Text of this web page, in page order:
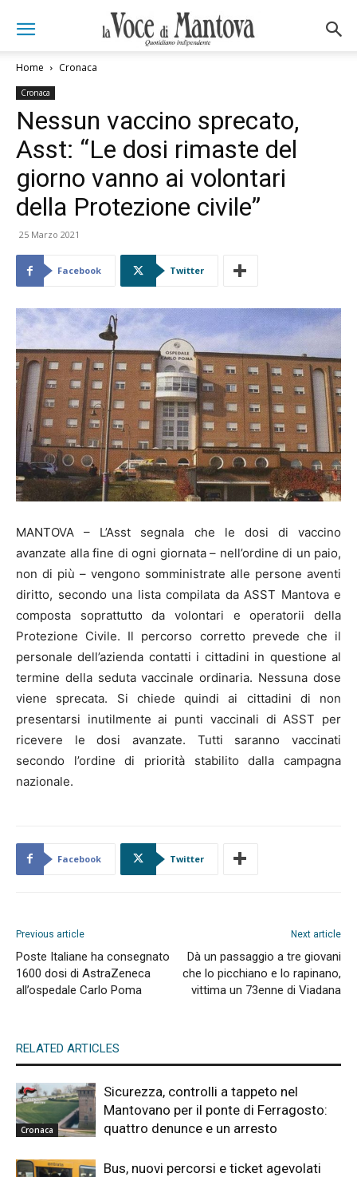
Home Cronaca
Cronaca
Nessun vaccino sprecato,
Asst: “Le dosi rimaste del
giorno vanno ai volontari
della Protezione civile”
25 Marzo 2021
Facebook Twitter
MANTOVA – L’Asst segnala che le dosi di vaccino
avanzate alla fine di ogni giornata – nell’ordine di un paio,
non di più – vengono somministrate alle persone aventi
diritto, secondo una lista compilata da ASST Mantova e
composta soprattutto da volontari e operatorii della
Protezione Civile. Il percorso corretto prevede che il
personale dell’azienda contatti i cittadini in questione al
termine della seduta vaccinale ordinaria. Nessuna dose
viene sprecata. Si chiede quindi ai cittadini di non
presentarsi inutilmente ai punti vaccinali di ASST per
ricevere le dosi avanzate. Tutti saranno vaccinati
secondo l’ordine di priorità stabilito dalla campagna
nazionale.
Facebook Twitter
Previous article
Poste Italiane ha consegnato
1600 dosi di AstraZeneca
all’ospedale Carlo Poma
Next article
Dà un passaggio a tre giovani
che lo picchiano e lo rapinano,
vittima un 73enne di Viadana
RELATED ARTICLES
Cronaca
Sicurezza, controlli a tappeto nel
Mantovano per il ponte di Ferragosto:
quattro denunce e un arresto
Bus, nuovi percorsi e ticket agevolati